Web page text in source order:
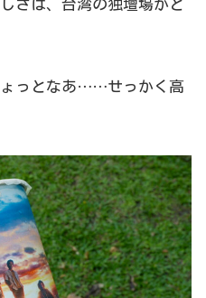
さは、台湾の独壇場かと
ょっとなあ……せっかく高